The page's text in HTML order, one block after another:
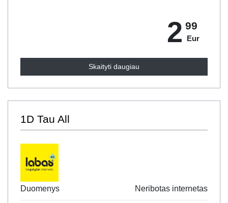
2 99
Eur
Skaityti daugiau
1D Tau All
Duomenys Neribotas internetas